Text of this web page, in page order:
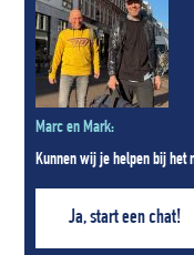
Marc en Mark:
Kunnen wij je helpen bij het
Ja, start een chat!